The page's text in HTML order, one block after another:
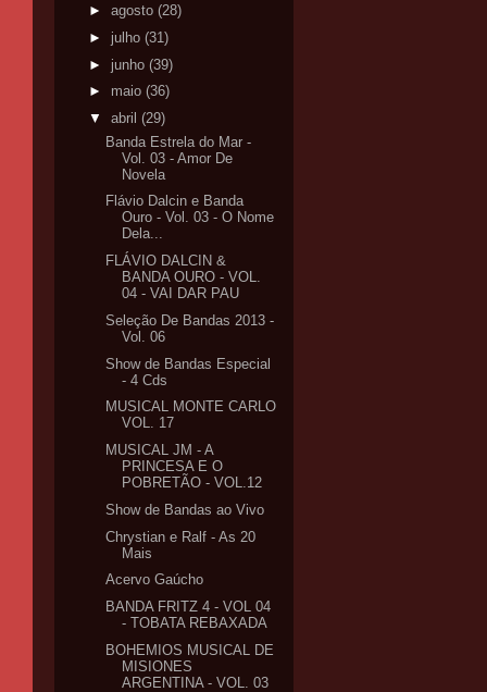
► agosto (28)
► julho (31)
► junho (39)
► maio (36)
▼ abril (29)
Banda Estrela do Mar -
Vol. 03 - Amor De
Novela
Flávio Dalcin e Banda
Ouro - Vol. 03 - O Nome
Dela...
FLÁVIO DALCIN &
BANDA OURO - VOL.
04 - VAI DAR PAU
Seleção De Bandas 2013 -
Vol. 06
Show de Bandas Especial
- 4 Cds
MUSICAL MONTE CARLO
VOL. 17
MUSICAL JM - A
PRINCESA E O
POBRETÃO - VOL.12
Show de Bandas ao Vivo
Chrystian e Ralf - As 20
Mais
Acervo Gaúcho
BANDA FRITZ 4 - VOL 04
- TOBATA REBAXADA
BOHEMIOS MUSICAL DE
MISIONES
ARGENTINA - VOL. 03